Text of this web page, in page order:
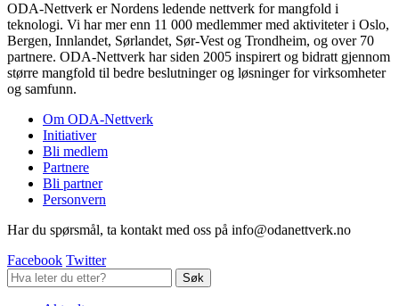
ODA-Nettverk er Nordens ledende nettverk for mangfold i
teknologi. Vi har mer enn 11 000 medlemmer med aktiviteter i Oslo,
Bergen, Innlandet, Sørlandet, Sør-Vest og Trondheim, og over 70
partnere. ODA-Nettverk har siden 2005 inspirert og bidratt gjennom
større mangfold til bedre beslutninger og løsninger for virksomheter
og samfunn.
Om ODA-Nettverk
Initiativer
Bli medlem
Partnere
Bli partner
Personvern
Har du spørsmål, ta kontakt med oss på info@odanettverk.no
Facebook Twitter